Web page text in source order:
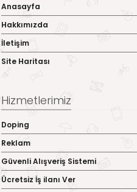
Anasayfa
Hakkımızda
İletişim
Site Haritası
Hizmetlerimiz
Doping
Reklam
Güvenli Alışveriş Sistemi
Ücretsiz İş ilanı Ver